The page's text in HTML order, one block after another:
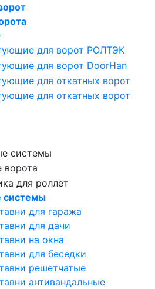
системы
для гаража
для дачи
на окна
для беседки
решетчатые
антивандальные